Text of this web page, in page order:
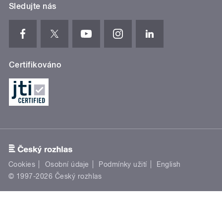
Sledujte nás
Certifikováno
Cookies Osobní údaje Podmínky užití
English
© 1997-2026 Český rozhlas